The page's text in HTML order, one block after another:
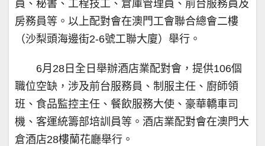
員、秘書、工程技工、倉庫管理員、前台服務員及
房務員等。以上配對會在澳門工會聯合總會二樓
（沙梨頭海邊街2-6號工聯大廈）舉行。
6月28日全日舉辦酒店業配對會，提供106個
職位空缺，涉及前台服務員、制服主任、廚師領
班、食品監控主任、餐飲服務大使、豪華轎車司
機、客運統籌部培訓員等。酒店業配對會在澳門大
倉酒店28樓蘭花廳舉行。